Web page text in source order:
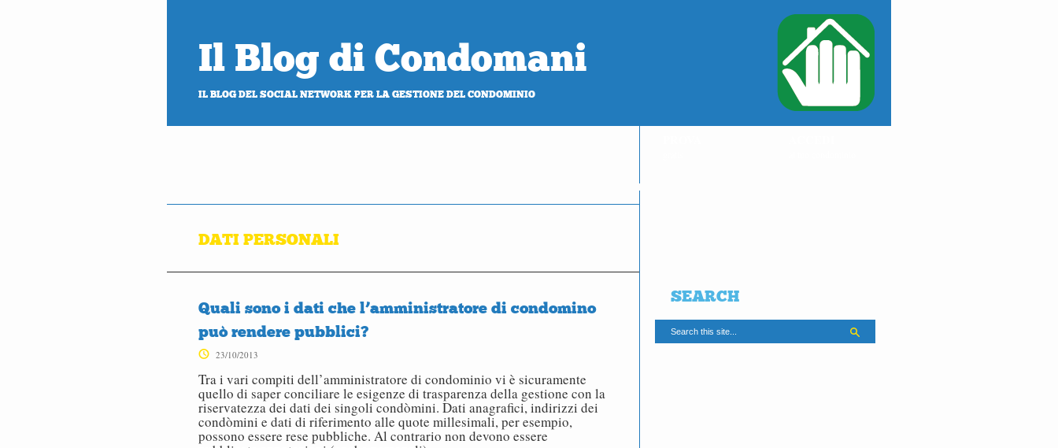
Il Blog di Condomani
IL BLOG DEL SOCIAL NETWORK PER LA GESTIONE DEL CONDOMINIO
DATI PERSONALI
Quali sono i dati che l’amministratore di condomino
può rendere pubblici?
23/10/2013
Tra i vari compiti dell’amministratore di condominio vi è sicuramente
quello di saper conciliare le esigenze di trasparenza della gestione con la
riservatezza dei dati dei singoli condòmini. Dati anagrafici, indirizzi dei
condòmini e dati di riferimento alle quote millesimali, per esempio,
possono essere rese pubbliche. Al contrario non devono essere
SEARCH